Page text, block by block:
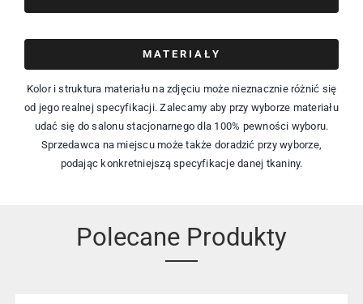
MATERIAŁY
Kolor i struktura materiału na zdjęciu może nieznacznie różnić się
od jego realnej specyfikacji. Zalecamy aby przy wyborze materiału
udać się do salonu stacjonarnego dla 100% pewności wyboru.
Sprzedawca na miejscu może także doradzić przy wyborze,
podając konkretniejszą specyfikacje danej tkaniny.
Polecane Produkty